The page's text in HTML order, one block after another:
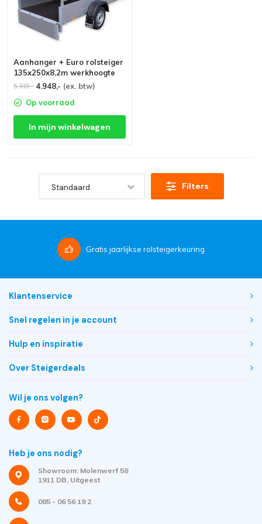
Aanhanger + Euro rolsteiger
135x250x8,2m werkhoogte
5.319,- 4.948,- (ex. btw)
Op voorraad
In mijn winkelwagen
Standaard Filters
Gratis jaarlijkse rolsteigerkeuring
Klantenservice
Snel regelen in je account
Hulp en inspiratie
Over Steigerdeals
Wil je ons volgen?
Heb je ons nodig?
Showroom: Molenwerf 58
1911 DB, Uitgeest
085 - 06 56 19 2